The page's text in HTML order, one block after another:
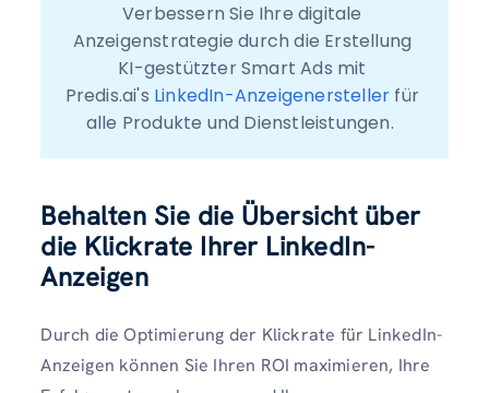
Verbessern Sie Ihre digitale
Anzeigenstrategie durch die Erstellung
KI-gestützter Smart Ads mit
Predis.ai's LinkedIn-Anzeigenersteller für
alle Produkte und Dienstleistungen.
Behalten Sie die Übersicht über
die Klickrate Ihrer LinkedIn-
Anzeigen
Durch die Optimierung der Klickrate für LinkedIn-
Anzeigen können Sie Ihren ROI maximieren, Ihre